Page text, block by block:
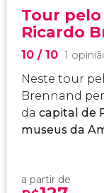
Tour
Ricardo
10 / 10 1
Neste tour
Brennand
da capital de
museus da
a partir de